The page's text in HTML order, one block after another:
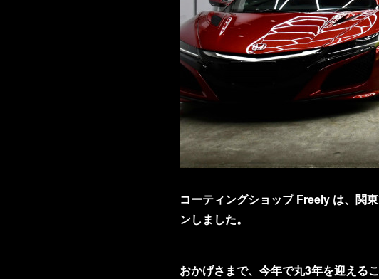
コーティングショップ Freely は、関
ンしました。
おかげさまで、今年で丸3年を迎える